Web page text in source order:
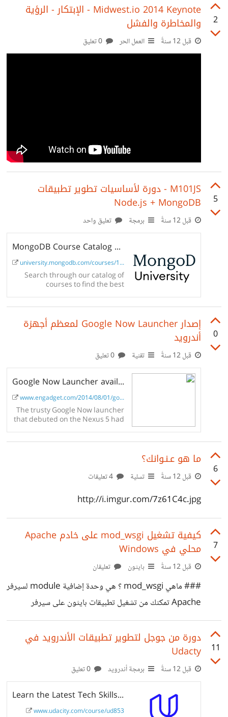
2
Midwest.io 2014 Keynote - الإبتكار - الرؤية
والمخاطرة والفشل
قبل 12 سنةً العمل الحر
5
M101JS - دورة لأساسيات تطوير تطبيقات
Node.js + MongoDB
قبل 12 سنةً برمجة تعليق واحد
MongoDB Course Catalog Homepage | MongoDB University
university.mongodb.com/courses/10gen/M1...
Search through our catalog of
courses to find the best
MongoDB course for you. Sign up
Certification.
0
إصدار Google Now Launcher لمعظم أجهزة
أندرويد
قبل 12 سنةً تقنية
Google Now Launcher available for most Android phones - Engadget
www.engadget.com/2014/08/01/googl...
The trusty Google Now launcher
that debuted on the Nexus 5 had
already made its way to the rest
the feature, even if it's... 6
ما هو عـنـوانك؟
قبل 12 سنةً تسلية
http://i.imgur.com/7z61C4c.jpg
7
كيفية تشغيل mod_wsgi على خادم Apache
محلي في Windows
قبل 12 سنةً بايثون تعليقان
### ماهي mod_wsgi ؟ هي وحدة إضافية module لسيرفر
Apache تمكنك من تشغيل تطبيقات بايثون على سيرفر
Apache للمزيد راجع [1] ## تنزيل الـ mode_wsgi أيا كان
الخادم المحلي الذي تستخدمه xampp أو wamp أو حتى
في نافذة الأوامر C:\xampp\apache\bin\httpd -v ستظهر
نتيجة مشابهة للتالي Server version: Apache/2.4.9
11
دورة من جوجل لتطوير تطبيقات الأندرويد في
Udacty
قبل 12 سنةً برمجة أندرويد
Learn the Latest Tech Skills; Advance Your Career | Udacity
www.udacity.com/course/ud853